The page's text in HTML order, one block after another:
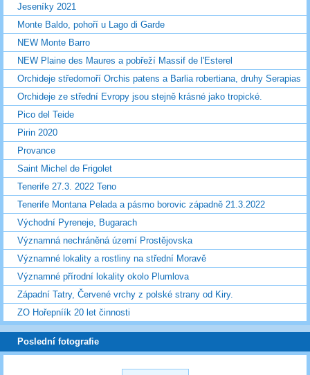
Jeseníky 2021
Monte Baldo, pohoří u Lago di Garde
NEW Monte Barro
NEW Plaine des Maures a pobřeží Massif de l'Esterel
Orchideje středomoří Orchis patens a Barlia robertiana, druhy Serapias
Orchideje ze střední Evropy jsou stejně krásné jako tropické.
Pico del Teide
Pirin 2020
Provance
Saint Michel de Frigolet
Tenerife 27.3. 2022 Teno
Tenerife Montana Pelada a pásmo borovic západně 21.3.2022
Východní Pyreneje, Bugarach
Významná nechráněná území Prostějovska
Významné lokality a rostliny na střední Moravě
Významné přírodní lokality okolo Plumlova
Západní Tatry, Červené vrchy z polské strany od Kiry.
ZO Hořepníík 20 let činnosti
Poslední fotografie